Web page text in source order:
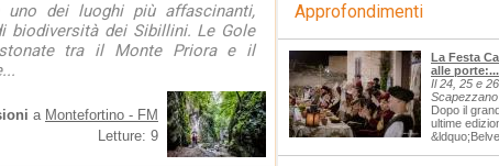
uno dei luoghi più affascinanti,
biodiversità dei Sibillini. Le Gole
tra il Monte Priora e il
a Montefortino - FM
Letture: 9
Approfondimenti
La Festa
alle porte:...
Il 24, 25 e
Scapezzano
Dopo il
ultime